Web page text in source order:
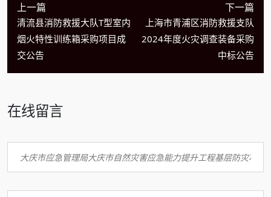
上一篇
清流县消防救援大队T型室内
烟火特性训练箱采购项目成
交公告
下一篇
上海市青浦区消防救援支队
2024年度火灾调查装备采购
中标公告
在线留言